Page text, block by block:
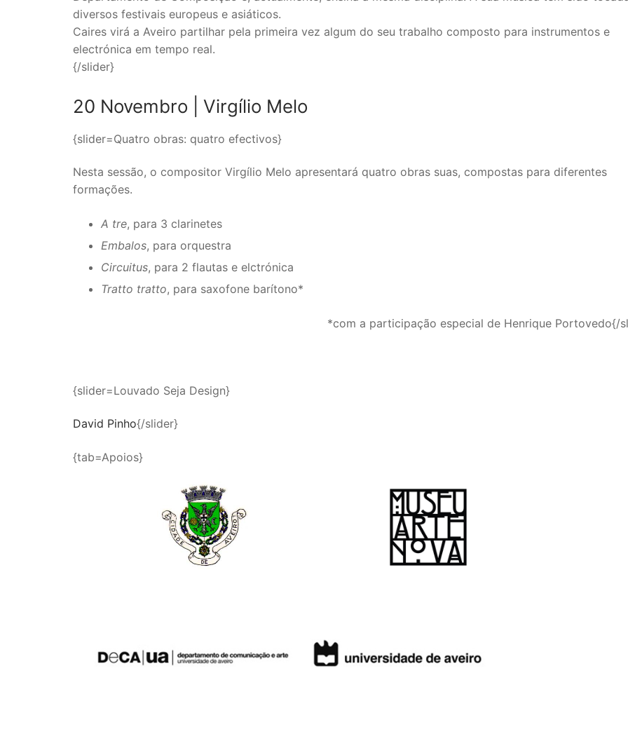
diversos festivais europeus e asiáticos.
Caires virá a Aveiro partilhar pela primeira vez algum do seu trabalho composto para instrumentos e
electrónica em tempo real.
{/slider}
20 Novembro | Virgílio Melo
{slider=Quatro obras: quatro efectivos}
Nesta sessão, o compositor Virgílio Melo apresentará quatro obras suas, compostas para diferentes
formações.
A tre, para 3 clarinetes
Embalos, para orquestra
Circuitus, para 2 flautas e elctrónica
Tratto tratto, para saxofone barítono*
*com a participação especial de Henrique Portovedo{/
{slider=Louvado Seja Design}
David Pinho{/slider}
{tab=Apoios}